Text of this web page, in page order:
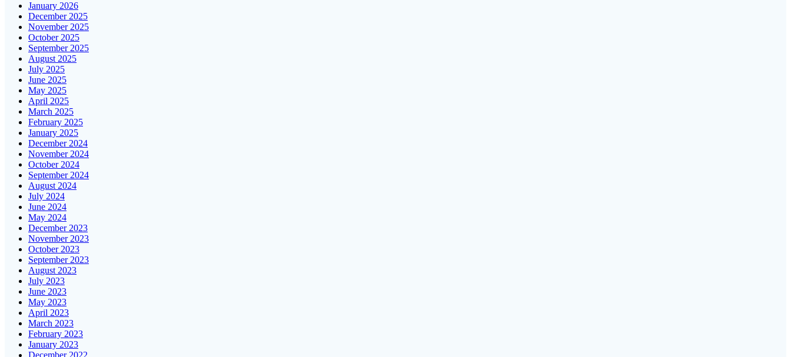
January 2026
December 2025
November 2025
October 2025
September 2025
August 2025
July 2025
June 2025
May 2025
April 2025
March 2025
February 2025
January 2025
December 2024
November 2024
October 2024
September 2024
August 2024
July 2024
June 2024
May 2024
December 2023
November 2023
October 2023
September 2023
August 2023
July 2023
June 2023
May 2023
April 2023
March 2023
February 2023
January 2023
December 2022